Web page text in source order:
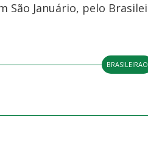
São Januário, pelo
BRASILEIRAO